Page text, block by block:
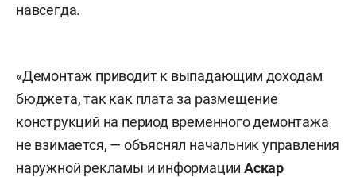
навсегда.
«Демонтаж приводит к выпадающим доходам
бюджета, так как плата за размещение
конструкций на период временного демонтажа
не взимается, — объяснял начальник управления
наружной рекламы и информации Аскар